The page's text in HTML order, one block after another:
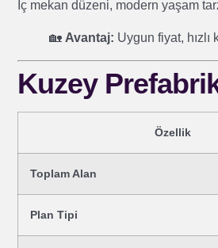
İç mekan düzeni, modern yaşam
🏡 Avantaj: Uygun fiyat,
Kuzey
Özellik
Toplam Alan
Plan Tipi